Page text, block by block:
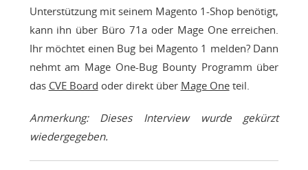
Unterstützung mit seinem Magento 1-Shop benötigt,
kann ihn über Büro 71a oder Mage One erreichen.
Ihr möchtet einen Bug bei Magento 1 melden? Dann
nehmt am Mage One-Bug Bounty Programm über
das CVE Board oder direkt über Mage Oneteil.
Anmerkung: Dieses Interview wurde gekürzt
wiedergegeben.